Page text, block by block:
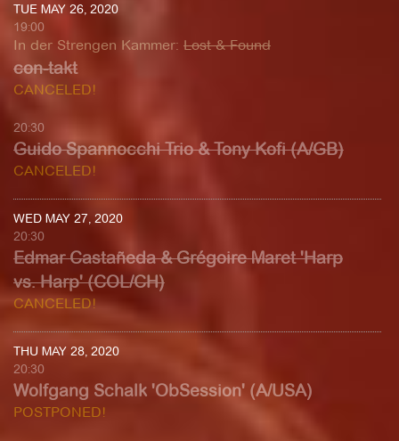
TUE MAY 26, 2020
19:00
In der Strengen Kammer: Lost & Found
con-takt
CANCELED!
20:30
Guido Spannocchi Trio & Tony Kofi (A/GB)
CANCELED!
WED MAY 27, 2020
20:30
Edmar Castañeda & Grégoire Maret 'Harp
vs. Harp' (COL/CH)
CANCELED!
THU MAY 28, 2020
20:30
Wolfgang Schalk 'ObSession' (A/USA)
POSTPONED!